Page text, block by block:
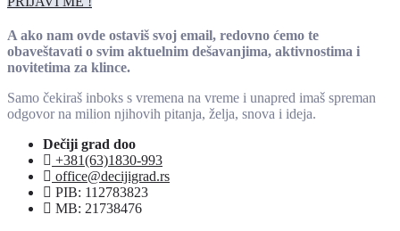
A ako nam ovde ostaviš svoj email, redovno ćemo te
obaveštavati o svim aktuelnim dešavanjima, aktivnostima i
novitetima za klince.
Samo čekiraš inboks s vremena na vreme i unapred imaš spreman
odgovor na milion njihovih pitanja, želja, snova i ideja.
Dečiji grad doo
+381(63)1830-993
office@decijigrad.rs
PIB: 112783823
MB: 21738476